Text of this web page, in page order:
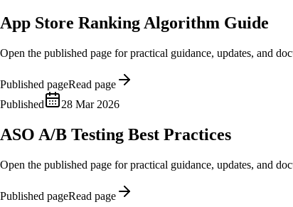
App Store Ranking Algorithm Guide
Open the published page for practical guidance, updates, and
Published pageRead page
Published
28 Mar 2026
ASO A/B Testing Best Practices
Open the published page for practical guidance, updates, and
Published pageRead page